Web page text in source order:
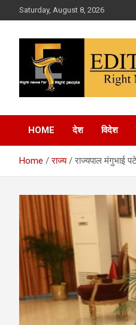
to
Saturday, August 8, 2026
Edition
HOME देश विदेश
Home राज्य राज्यपाल मंगुभाई